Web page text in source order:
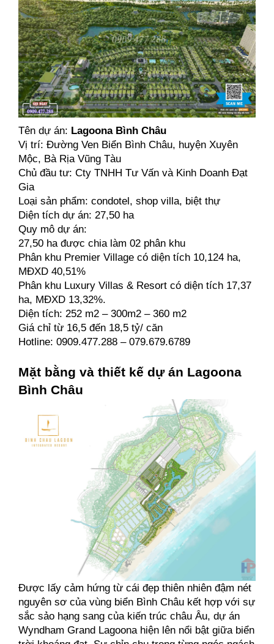
Tên dự án: Lagoona Bình Châu
Vị trí: Đường Ven Biển Bình Châu, huyện Xuyên
Mộc, Bà Rịa Vũng Tàu
Chủ đầu tư: Cty TNHH Tư Vấn và Kinh Doanh Đạt
Gia
Loại sản phẩm: condotel, shop villa, biệt thự
Diện tích dự án: 27,50 ha
Quy mô dự án:
27,50 ha được chia làm 02 phân khu
Phân khu Premier Village có diện tích 10,124 ha,
MĐXD 40,51%
Phân khu Luxury Villas & Resort có diện tích 17,37
ha, MĐXD 13,32%.
Diện tích: 252 m2 – 300m2 – 360 m2
Giá chỉ từ 16,5 đến 18,5 tỷ/ căn
Hotline: 0909.477.288 – 079.679.6789
Mặt bằng và thiết kế dự án Lagoona
Bình Châu
Được lấy cảm hứng từ cái đẹp thiên nhiên đậm nét
nguyên sơ của vùng biển Bình Châu kết hợp với sự
sắc sảo hạng sang của kiến trúc châu Âu, dự án
Wyndham Grand Lagoona hiện lên nổi bật giữa biển